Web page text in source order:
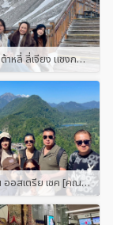
ทริปคุนหมิง ต้าหลี่ ลี่เจียง แชงกรีล่า ภูเขาหิมะมังกรหยก [คณะคุณปู]
ทริปเยอรมัน ออสเตรีย เชค [คณะคุณแอน]